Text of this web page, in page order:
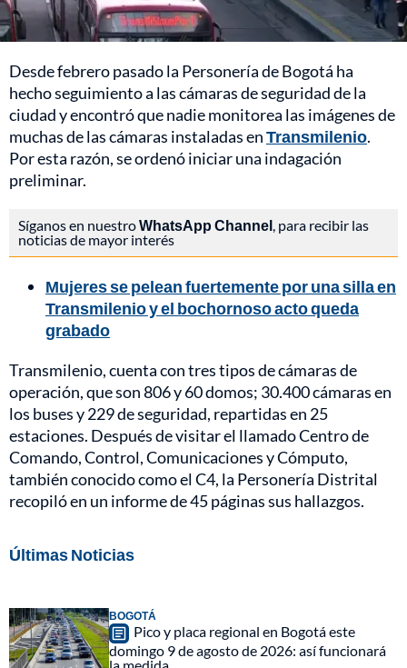
Desde febrero pasado la Personería de Bogotá ha
hecho seguimiento a las cámaras de seguridad de la
ciudad y encontró que nadie monitorea las imágenes de
muchas de las cámaras instaladas enTransmilenio.
Por esta razón, se ordenó iniciar una indagación
preliminar.
Síganos en nuestroWhatsApp Channel , para recibir las
noticias de mayor interés
Mujeres se pelean fuertemente por una silla en
Transmilenio y el bochornoso acto queda
grabado
Transmilenio, cuenta con tres tipos de cámaras de
operación, que son 806 y 60 domos; 30.400 cámaras en
los buses y 229 de seguridad, repartidas en 25
estaciones. Después de visitar el llamado Centro de
Comando, Control, Comunicaciones y Cómputo,
también conocido como el C4, la Personería Distrital
recopiló en un informe de 45 páginas sus hallazgos.
Últimas Noticias
BOGOTÁ
Pico y placa regional en Bogotá este
domingo 9 de agosto de 2026: así funcionará
la medida